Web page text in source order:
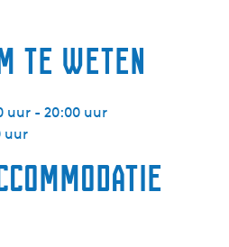
te weten
uur - 20:00 uur
uur